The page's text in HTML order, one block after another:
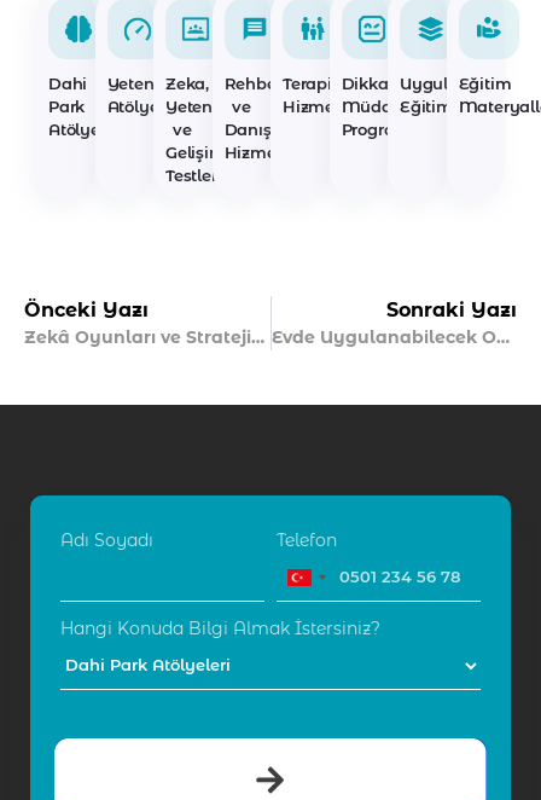
Dahi
Park
Atölyeleri
Yetenek
Atölyeleri
Zeka,
Yetenek
ve
Gelişim
Testleri
Rehberlik
ve
Danışmanlık
Hizmetleri
Terapi
Hizmetleri
Dikkat
Müdahale
Programları
Uygulayıcı
Eğitimleri
Eğitim
Önceki Yazı
Zekâ Oyunları ve Stratejik Düşünme
Sonraki Yazı
Evde Uygulanabilecek Oyun Temelli Destekler Nelerdir?
Adı Soyadı Telefon
Hangi Konuda Bilgi Almak İstersiniz?